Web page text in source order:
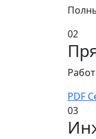
02
PDF
03